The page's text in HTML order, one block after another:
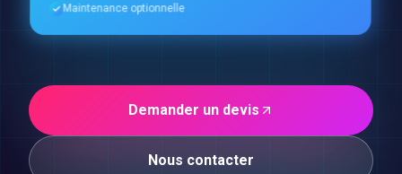
Maintenance optionnelle
Demander un devis
Nous contacter